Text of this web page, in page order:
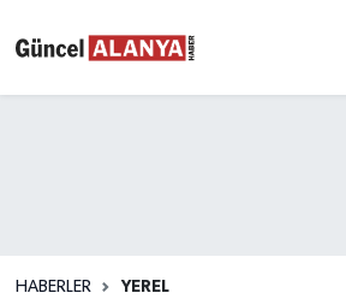
HABERLER YEREL